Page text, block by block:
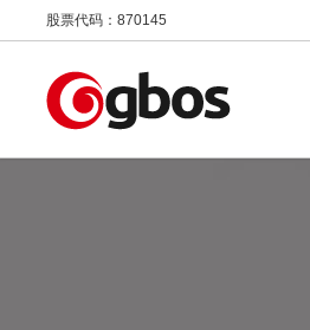
股票代码：870145